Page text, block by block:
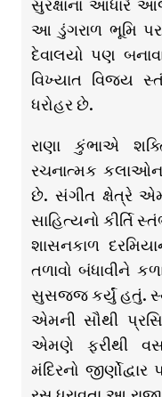
સુરક્ષાના આધારે
આ ડુંગરાળ ભૂમિ પર
દેવાલયો પણ
વિખ્યાત વિજય
ધરોહર છે.
રાણા કુંભાએ
રચનાત્મક
છે. સંગીત ક્ષેત્રે
સાહિત્યનો કીર્તિ
શાસનકાળ
તળાવો બંધાવીને
સુસજ્જ કર્યું હતું.
એમની સૌથી
એમણે ફરીથી
મંદિરનો